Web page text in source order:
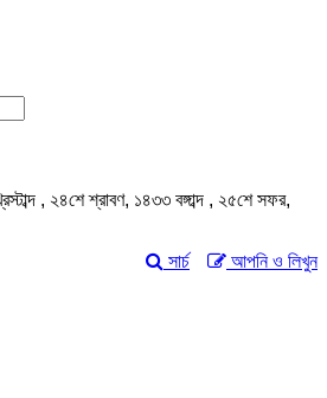
, ২৪শে শ্রাবণ, ১৪৩৩ বঙ্গাব্দ , ২৫শে সফর,
আপনি ও লিখুন
সার্চ